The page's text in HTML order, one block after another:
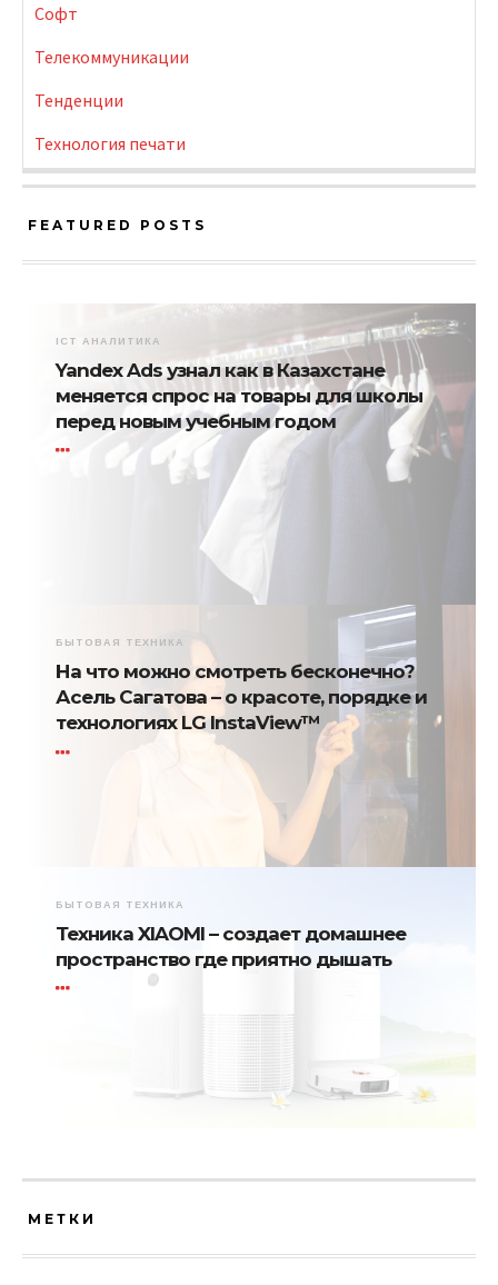
Софт
Телекоммуникации
Тенденции
Технология печати
FEATURED POSTS
ICT АНАЛИТИКА
Yandex Ads узнал как в Казахстане
меняется спрос на товары для школы
перед новым учебным годом
БЫТОВАЯ ТЕХНИКА
На что можно смотреть бесконечно?
Асель Сагатова – о красоте, порядке и
технологиях LG InstaView™
БЫТОВАЯ ТЕХНИКА
Техника XIAOMI – создает домашнее
пространство где приятно дышать
МЕТКИ